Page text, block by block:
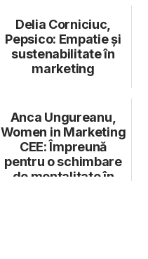
Delia Corniciuc,
Pepsico: Empatie și
sustenabilitate în
marketing
Anca Ungureanu,
Women in Marketing
CEE: Împreună
pentru o schimbare
de mentalitate în